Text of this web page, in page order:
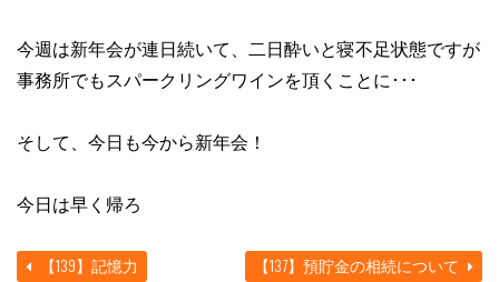
今週は新年会が連日続いて、二日酔いと寝不足状態ですが
事務所でもスパークリングワインを頂くことに･･･
そして、今日も今から新年会！
今日は早く帰ろ
【137】預貯金の相続について
【139】記憶力